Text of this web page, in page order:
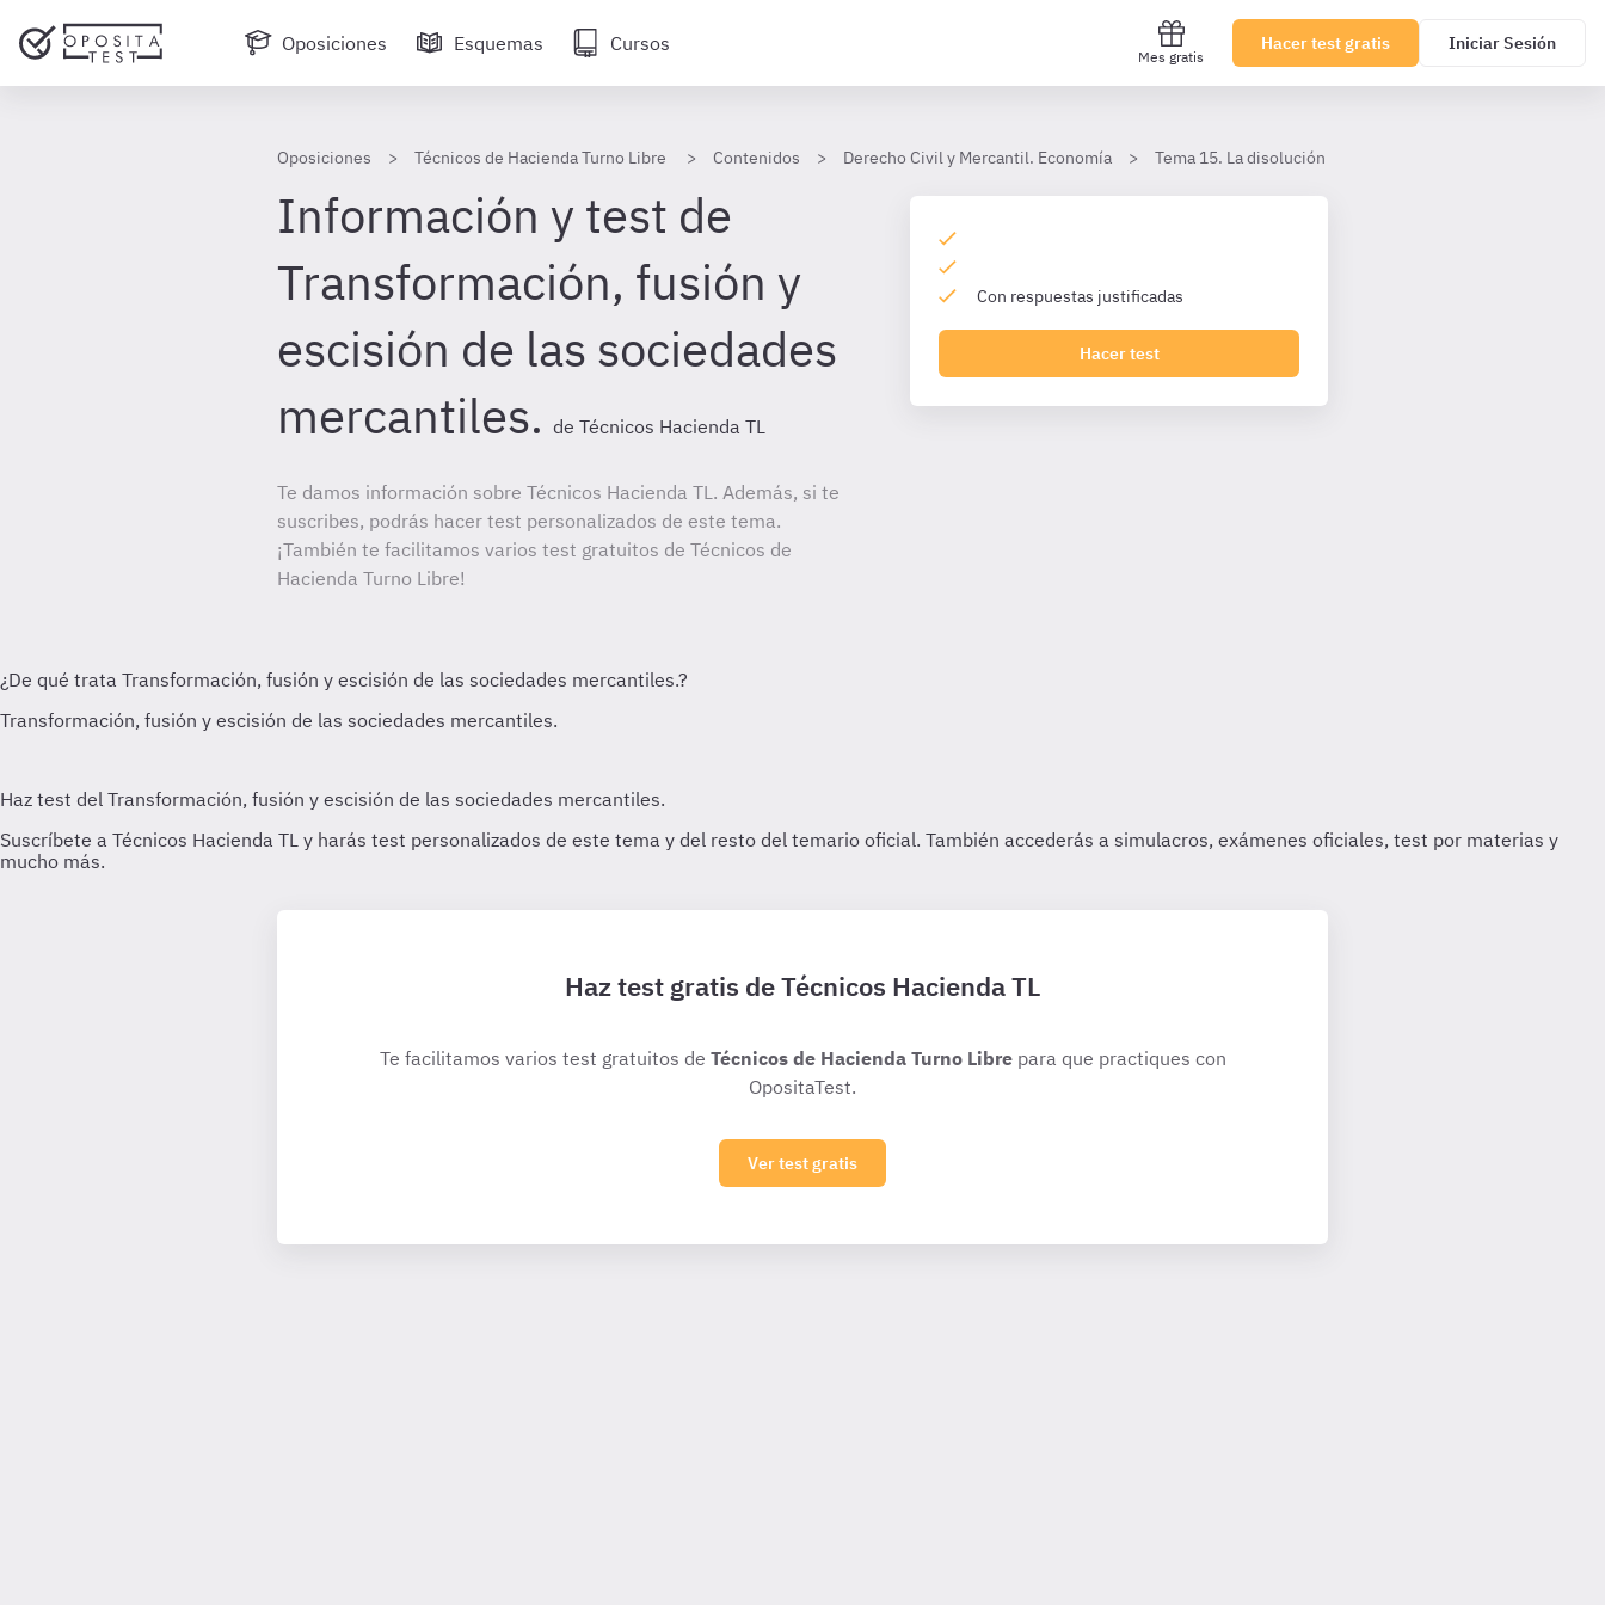
Oposiciones Esquemas Cursos
Mes gratis
Hacer test gratis Iniciar Sesión
Oposiciones Técnicos de Hacienda Turno Libre Contenidos Derecho Civil y Mercantil. Economía Tema 15. La disolución de las sociedades mercantiles
Información y test de
Transformación, fusión y
escisión de las sociedades
mercantiles. de Técnicos Hacienda TL
Te damos información sobre Técnicos Hacienda TL. Además, si te
suscribes, podrás hacer test personalizados de este tema.
¡También te facilitamos varios test gratuitos de Técnicos de
Hacienda Turno Libre!
Con respuestas justificadas
Hacer test
Haz test gratis de Técnicos Hacienda TL
Te facilitamos varios test gratuitos de Técnicos de Hacienda Turno Librepara que practiques con
OpositaTest.
Ver test gratis